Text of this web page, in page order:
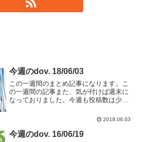
今週のdov. 18/06/03
この一週間のまとめ記事になります。こ
の一週間の記事また、気が付けば週末に
なっておりました。今週も投稿数は少な
だと筆が進むという事実05月度の運営報
たが今週は読み終っ...
2018.06.03
今週のdov. 16/06/19